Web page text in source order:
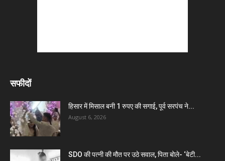
सफीदों
हिसार में मिसाल बनी 1 रुपए की सगाई, पूर्व सरपंच ने...
August 6, 2026
SDO की पत्नी की मौत पर उठे सवाल, पिता बोले- ‘बेटी...